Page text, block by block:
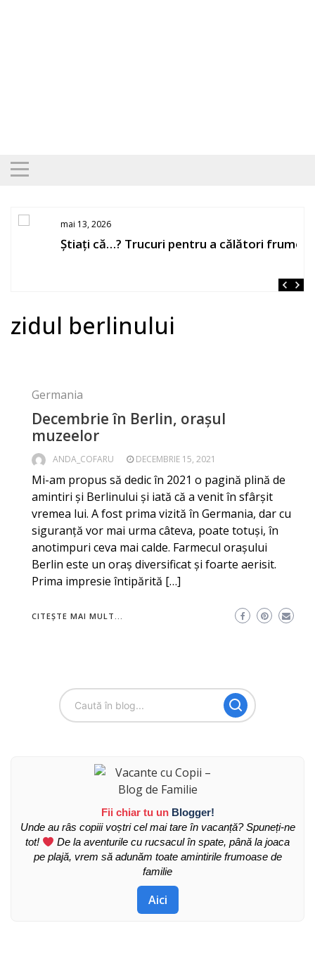
mai 13, 2026
Știați că…? Trucuri pentru a călători frumos
zidul berlinului
Germania
Decembrie în Berlin, orașul
muzeelor
ANDA_COFARU DECEMBRIE 15, 2021
Mi-am propus să dedic în 2021 o pagină plină de
amintiri și Berlinului și iată că a venit în sfârșit
vremea lui. A fost prima vizită în Germania, dar cu
siguranță vor mai urma câteva, poate totuşi, în
anotimpuri ceva mai calde. Farmecul orașului
Berlin este un oraș diversificat și foarte aerisit.
Prima impresie întipărită […]
CITEȘTE MAI MULT...
Fii chiar tu un Blogger!
Unde au râs copiii voștri cel mai tare în vacanță? Spuneți-ne
tot!
De la aventurile cu rucsacul în spate, până la joaca
pe plajă, vrem să adunăm toate amintirile frumoase de
familie
Aici